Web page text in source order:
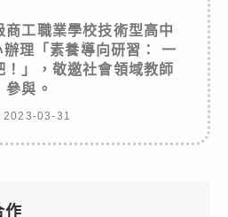
商工職業學校技術型高中
理「素養導向研習： 一
！」，敬邀社會領域教師
參與。
2023-03-31
作